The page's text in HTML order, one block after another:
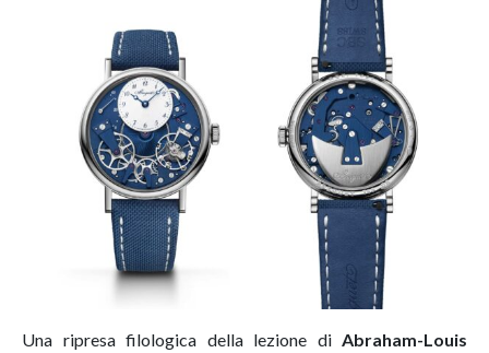
Una ripresa filologica della lezione di Abraham-Louis